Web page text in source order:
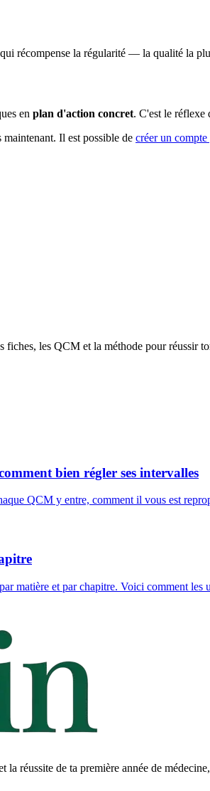
récompense la régularité — la qualité la
en plan d'action concret. C'est le
Il est possible de créer un
fiches, les QCM et la méthode pour réussir
bien régler ses intervalles
QCM y entre, comment il vous est
matière et par chapitre. Voici comment
réussite de ta première année de